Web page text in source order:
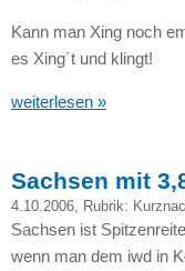
Kann man Xing noch
es Xing´t und klingt!
weiterlesen »
Sachsen mit
4.10.2006, Rubrik:
Sachsen ist
wenn man dem iwd in